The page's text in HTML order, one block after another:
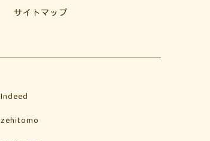
サイトマップ
Indeed
zehitomo